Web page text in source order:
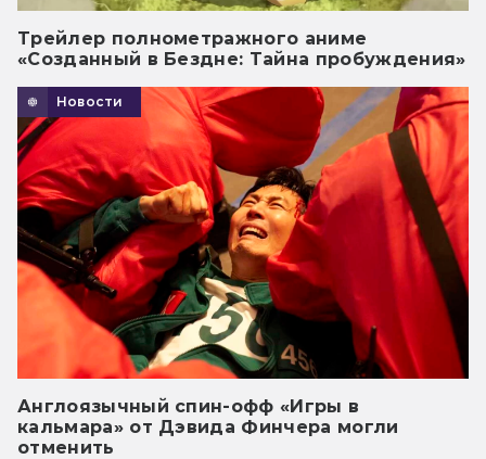
Трейлер полнометражного аниме
«Созданный в Бездне: Тайна пробуждения»
Новости
Англоязычный спин-офф «Игры в
кальмара» от Дэвида Финчера могли
отменить